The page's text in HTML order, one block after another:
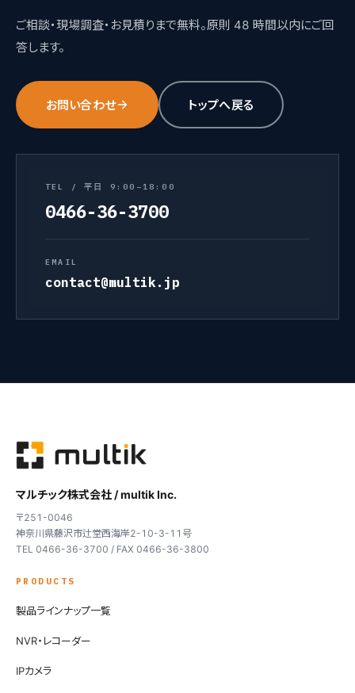
ご相談・現場調査・お見積りまで無料。原則 48 時間以内にご回
答します。
お問い合わせ トップへ戻る
TEL / 平日 9:00–18:00
0466-36-3700
EMAIL
contact@multik.jp
マルチック株式会社 / multik Inc.
〒251-0046
神奈川県藤沢市辻堂西海岸2-10-3-11号
TEL 0466-36-3700 / FAX 0466-36-3800
PRODUCTS
製品ラインナップ一覧
NVR・レコーダー
IPカメラ